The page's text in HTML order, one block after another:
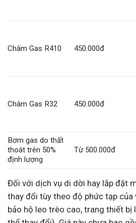
Châm Gas R410 450.000đ
Châm Gas R32 450.000đ
Bơm gas do thất
thoát trên 50%
định lượng
Từ 500.000đ
Đối với dịch vụ di dời hay lắp đặt
thay đổi tùy theo độ phức tạp của
bảo hộ leo trèo cao, trang thiết bị